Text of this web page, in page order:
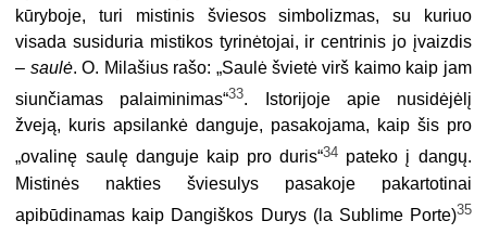
kūryboje, turi mistinis šviesos simbolizmas, su kuriuo
visada susiduria mistikos tyrinėtojai, ir centrinis jo įvaizdis
– saulė. O. Milašius rašo: „Saulė švietė virš kaimo kaip jam
siunčiamas palaiminimas“33. Istorijoje apie nusidėjėlį
žveją, kuris apsilankė danguje, pasa­kojama, kaip šis pro
„ovalinę saulę danguje kaip pro duris“34 pateko į dangų.
Mistinės nakties šviesulys pasakoje pakartotinai
apibūdinamas kaip Dangiškos Durys (la Sublime Porte)35